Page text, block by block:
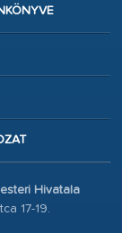
Hivatala
17-19.